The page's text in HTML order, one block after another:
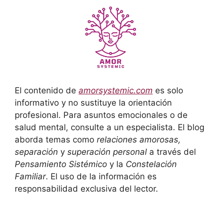
El contenido de amorsystemic.com es solo
informativo y no sustituye la orientación
profesional. Para asuntos emocionales o de
salud mental, consulte a un especialista. El blog
aborda temas como relaciones amorosas,
separación y superación personal a través del
Pensamiento Sistémico y la Constelación
Familiar. El uso de la información es
responsabilidad exclusiva del lector.